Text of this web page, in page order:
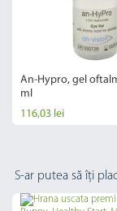
An-Hypro, gel
ml
116,03 lei
S-ar putea să îți